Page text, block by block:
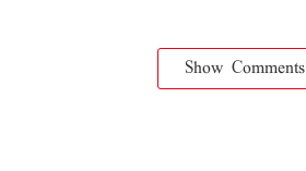
Show Comments